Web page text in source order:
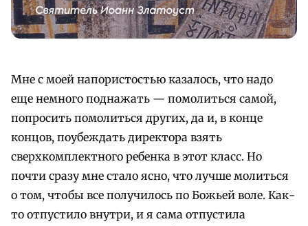
Мне с моей напористостью казалось, что надо
еще немного поднажать — помолиться самой,
попросить помолиться других, да и, в конце
концов, поубеждать директора взять
сверхкомплектного ребенка в этот класс. Но
почти сразу мне стало ясно, что лучше молиться
о том, чтобы все получилось по Божьей воле. Как-
то отпустило внутри, и я сама отпустила